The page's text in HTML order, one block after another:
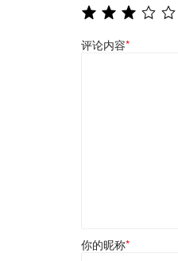
评论内容*
你的昵称*